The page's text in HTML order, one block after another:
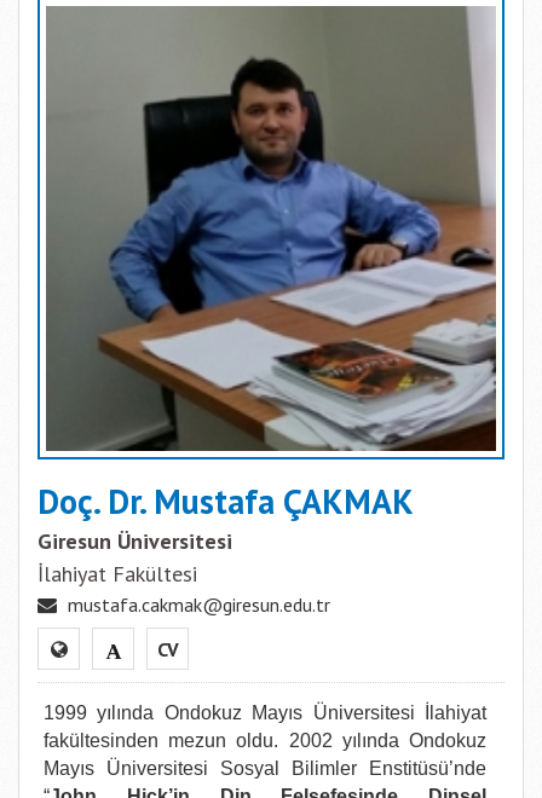
Doç. Dr. Mustafa ÇAKMAK
Giresun Üniversitesi
İlahiyat Fakültesi
mustafa.cakmak@giresun.edu.tr
CV
1999 yılında Ondokuz Mayıs Üniversitesi İlahiyat
fakültesinden mezun oldu. 2002 yılında Ondokuz
Mayıs Üniversitesi Sosyal Bilimler Enstitüsü’nde